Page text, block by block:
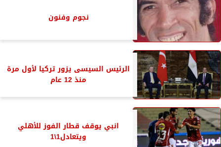
نجوم وفنون
الرئيس السيسى يزور تركيا لأول مرة
منذ 12 عام
انبي يوقف قطار الفوز للأهلي
ويتعادل1\1